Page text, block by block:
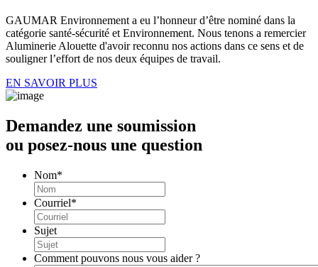
GAUMAR Environnement a eu l’honneur d’être nominé dans la
catégorie santé-sécurité et Environnement. Nous tenons a remercier
Aluminerie Alouette d'avoir reconnu nos actions dans ce sens et de
souligner l’effort de nos deux équipes de travail.
EN SAVOIR PLUS
Demandez une soumission
ou posez-nous une question
Nom*
Courriel*
Sujet
Comment pouvons nous vous aider ?